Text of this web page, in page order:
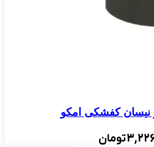
نیسان کفشکى امکو
تومان